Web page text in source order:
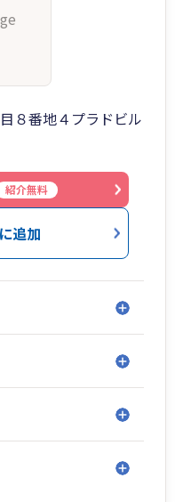
８番地４プラドビル
紹介無料
追加